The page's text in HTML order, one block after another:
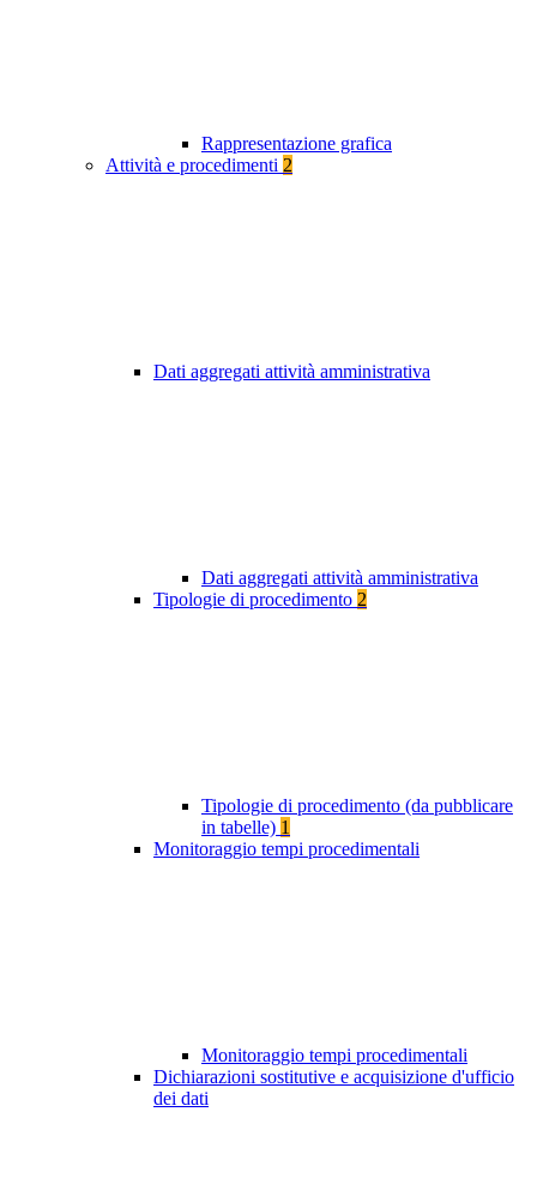
Rappresentazione grafica
Attività e procedimenti 2
Dati aggregati attività amministrativa
Dati aggregati attività amministrativa
Tipologie di procedimento 2
Tipologie di procedimento (da pubblicare
in tabelle) 1
Monitoraggio tempi procedimentali
Monitoraggio tempi procedimentali
Dichiarazioni sostitutive e acquisizione d'ufficio
dei dati